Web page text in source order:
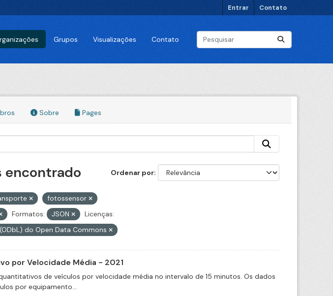
Entrar Contato
Grupos Visualizações Contato
Sobre Pages
Ordenar por
encontrado
fotossensor
Formatos: JSON
Licenças:
do Open Data Commons
por Velocidade Média - 2021
de veículos por velocidade média no intervalo de 15 minutos. Os dados
por equipamento...